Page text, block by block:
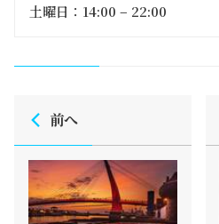
土曜日：14:00 – 22:00
前へ